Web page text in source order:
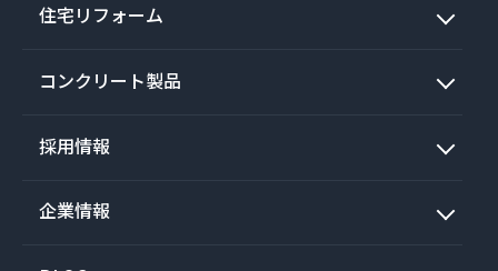
住宅リフォーム
コンクリート製品
採用情報
企業情報